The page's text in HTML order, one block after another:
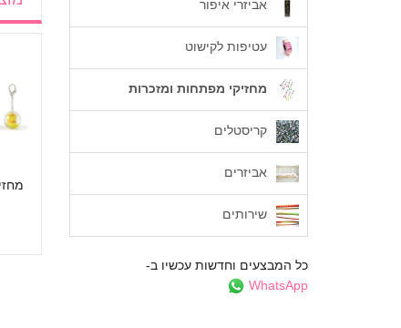
מחזיק מפתחות אלות
נצנצים SASAKI MS-
1BR
48 ₪
48 ₪
אביזרי איפור
עטיפות לקישוט
מחזיקי מפתחות ומזכרות
קריסטלים
אביזרים
שירותים
כל המבצעים וחדשות עכשיו ב-
WhatsApp